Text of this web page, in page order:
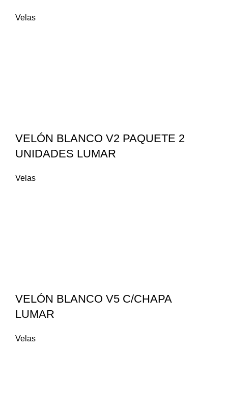
Velas
VELÓN BLANCO V2 PAQUETE 2
UNIDADES LUMAR
Velas
VELÓN BLANCO V5 C/CHAPA
LUMAR
Velas